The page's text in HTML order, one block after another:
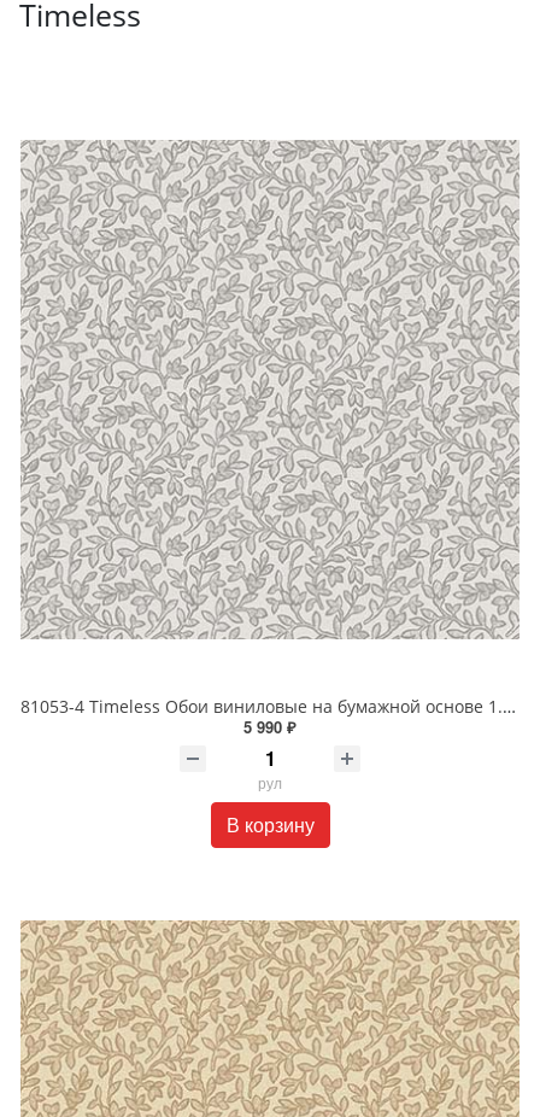
Timeless
81053-4 Timeless Обои виниловые на бумажной основе 1.06*15.5
5 990 ₽
рул
В корзину